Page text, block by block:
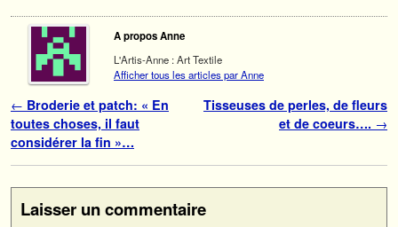
A propos Anne
L'Artis-Anne : Art Textile
Afficher tous les articles par Anne
Navigation des articles
← Broderie et patch: « En
toutes choses, il faut
considérer la fin »…
Tisseuses de perles, de fleurs
et de coeurs…. →
Laisser un commentaire